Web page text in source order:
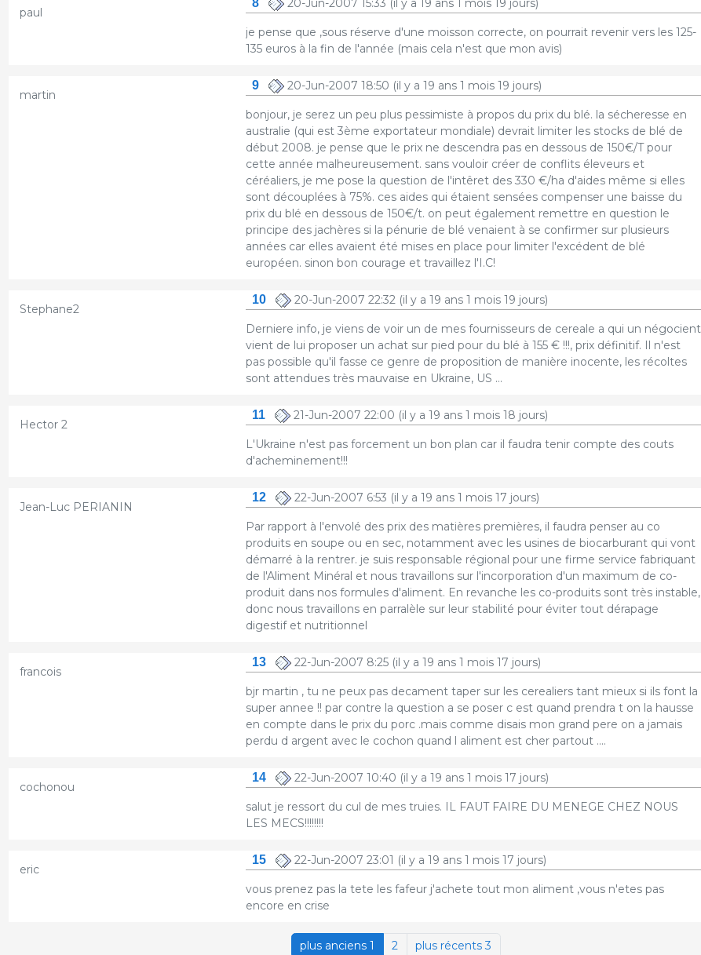
paul
je pense que ,sous réserve d'une moisson correcte, on pourrait revenir vers les 125-
135 euros à la fin de l'année (mais cela n'est que mon avis)
martin
9 20-Jun-2007 18:50 (il y a 19 ans 1 mois 19 jours)
bonjour, je serez un peu plus pessimiste à propos du prix du blé. la sécheresse en
australie (qui est 3ème exportateur mondiale) devrait limiter les stocks de blé de
début 2008. je pense que le prix ne descendra pas en dessous de 150€/T pour
cette année malheureusement. sans vouloir créer de conflits éleveurs et
céréaliers, je me pose la question de l'intêret des 330 €/ha d'aides même si elles
sont découplées à 75%. ces aides qui étaient sensées compenser une baisse du
prix du blé en dessous de 150€/t. on peut également remettre en question le
principe des jachères si la pénurie de blé venaient à se confirmer sur plusieurs
années car elles avaient été mises en place pour limiter l'excédent de blé
européen. sinon bon courage et travaillez l'I.C!
Stephane2
10 20-Jun-2007 22:32 (il y a 19 ans 1 mois 19 jours)
Derniere info, je viens de voir un de mes fournisseurs de cereale a qui un négocient
vient de lui proposer un achat sur pied pour du blé à 155 € !!!, prix définitif. Il n'est
pas possible qu'il fasse ce genre de proposition de manière inocente, les récoltes
sont attendues très mauvaise en Ukraine, US ...
Hector 2
11 21-Jun-2007 22:00 (il y a 19 ans 1 mois 18 jours)
L'Ukraine n'est pas forcement un bon plan car il faudra tenir compte des couts
d'acheminement!!!
Jean-Luc PERIANIN
12 22-Jun-2007 6:53 (il y a 19 ans 1 mois 17 jours)
Par rapport à l'envolé des prix des matières premières, il faudra penser au co
produits en soupe ou en sec, notamment avec les usines de biocarburant qui vont
démarré à la rentrer. je suis responsable régional pour une firme service fabriquant
de l'Aliment Minéral et nous travaillons sur l'incorporation d'un maximum de co-
produit dans nos formules d'aliment. En revanche les co-produits sont très instable,
donc nous travaillons en parralèle sur leur stabilité pour éviter tout dérapage
digestif et nutritionnel
francois
13 22-Jun-2007 8:25(il y a 19 ans 1 mois 17 jours)
bjr martin , tu ne peux pas decament taper sur les cerealiers tant mieux si ils font la
super annee !! par contre la question a se poser c est quand prendra t on la hausse
en compte dans le prix du porc .mais comme disais mon grand pere on a jamais
perdu d argent avec le cochon quand l aliment est cher partout ....
cochonou
14 22-Jun-2007 10:40 (il y a 19 ans 1 mois 17 jours)
salut je ressort du cul de mes truies. IL FAUT FAIRE DU MENEGE CHEZ NOUS
LES MECS!!!!!!!!
eric
15 22-Jun-2007 23:01 (il y a 19 ans 1 mois 17 jours)
vous prenez pas la tete les fafeur j'achete tout mon aliment ,vous n'etes pas
encore en crise
plus anciens 1 2 plus récents 3